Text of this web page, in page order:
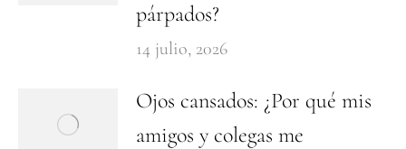
párpados?
14 julio, 2026
Ojos cansados: ¿Por qué mis
amigos y colegas me